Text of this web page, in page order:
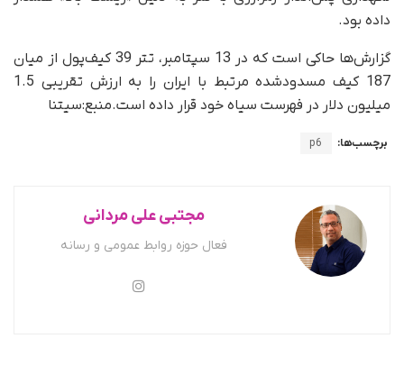
داده بود.
گزارش‌ها حاکی است که در 13 سپتامبر، تتر 39 کیف‌پول از میان
187 کیف مسدودشده مرتبط با ایران را به ارزش تقریبی 1.5
میلیون دلار در فهرست سیاه خود قرار داده است.منبع:سیتنا
برچسب‌ها: p6
مجتبی علی مردانی
فعال حوزه روابط عمومی و رسانه